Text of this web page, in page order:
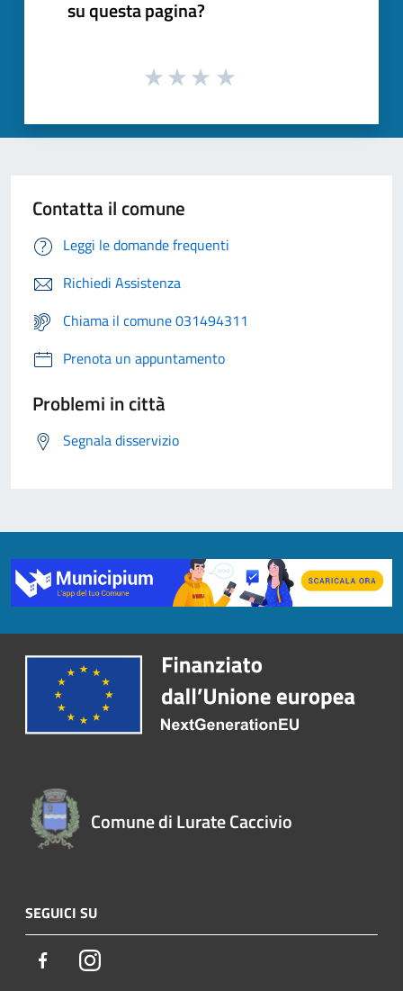
su questa pagina?
Contatta il comune
Leggi le domande frequenti
Richiedi Assistenza
Chiama il comune 031494311
Prenota un appuntamento
Problemi in città
Segnala disservizio
Comune di Lurate Caccivio
SEGUICI SU
FacebookInstagram